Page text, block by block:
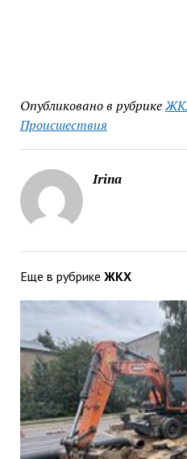
Опубликовано в рубрике
Происшествия
Irina
Еще в рубрике ЖКХ